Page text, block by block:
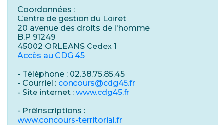
Coordonnées :
Centre de gestion du Loiret
20 avenue des droits de l'homme
B.P 91249
45002 ORLEANS Cedex 1
Accès au CDG 45
- Téléphone : 02.38.75.85.45
- Courriel : concours@cdg45.fr
- Site internet : www.cdg45.fr
- Préinscriptions :
www.concours-territorial.fr